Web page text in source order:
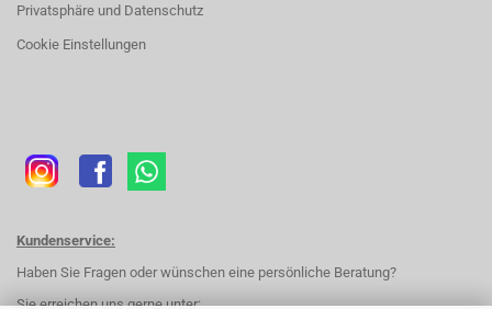
Privatsphäre und Datenschutz
Cookie Einstellungen
Kundenservice:
Haben Sie Fragen oder wünschen eine persönliche Beratung?
Sie erreichen uns gerne unter: